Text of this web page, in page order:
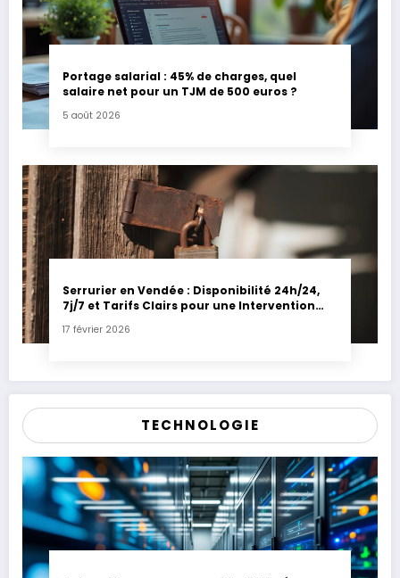
Portage salarial : 45% de charges, quel
salaire net pour un TJM de 500 euros ?
5 août 2026
Serrurier en Vendée : Disponibilité 24h/24,
7j/7 et Tarifs Clairs pour une Intervention
17 février 2026
TECHNOLOGIE